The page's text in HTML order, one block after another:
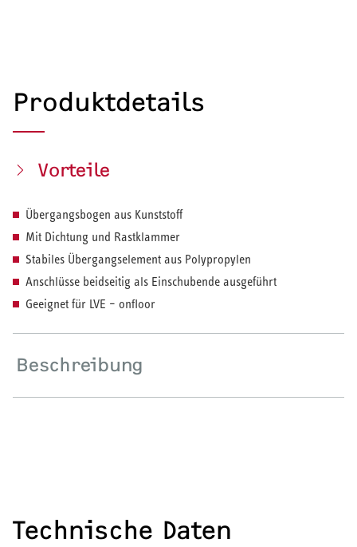
Nachtspeicherheizung
Produktdetails
Vorteile
Übergangsbogen aus Kunststoff
Mit Dichtung und Rastklammer
Stabiles Übergangselement aus Polypropylen
Anschlüsse beidseitig als Einschubende ausgeführt
Geeignet für LVE – onfloor
Beschreibung
Technische Daten